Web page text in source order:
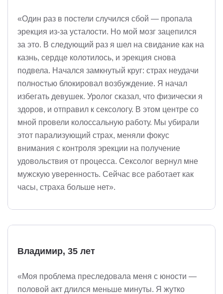
«Один раз в постели случился сбой — пропала
эрекция из-за усталости. Но мой мозг зацепился
за это. В следующий раз я шел на свидание как на
казнь, сердце колотилось, и эрекция снова
подвела. Начался замкнутый круг: страх неудачи
полностью блокировал возбуждение. Я начал
избегать девушек. Уролог сказал, что физически я
здоров, и отправил к сексологу. В этом центре со
мной провели колоссальную работу. Мы убирали
этот парализующий страх, меняли фокус
внимания с контроля эрекции на получение
удовольствия от процесса. Сексолог вернул мне
мужскую уверенность. Сейчас все работает как
часы, страха больше нет».
Владимир, 35 лет
«Моя проблема преследовала меня с юности —
половой акт длился меньше минуты. Я жутко